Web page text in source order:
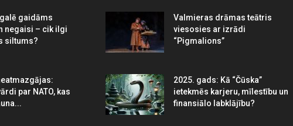
gaidāms
negaisi – cik ilgi
siltums?
par NATO, kas
Valmieras drāmas teātris
viesosies ar izrādi
“Pigmalions”
2025. gads: Kā “Čūska”
ietekmēs karjeru, mīlestību un
finansiālo labklājību?